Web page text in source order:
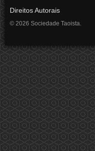
Direitos Autorais
© 2026 Sociedade Taoista.